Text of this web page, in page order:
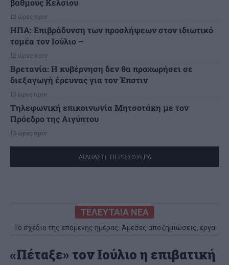
βαθμούς Κελσίου
12 ώρες πριν
ΗΠΑ: Επιβράδυνση των προσλήψεων στον ιδιωτικό
τομέα τον Ιούλιο –
12 ώρες πριν
Βρετανία: Η κυβέρνηση δεν θα προχωρήσει σε
διεξαγωγή έρευνας για τον Έπστιν
13 ώρες πριν
Τηλεφωνική επικοινωνία Μητσοτάκη με τον
Πρόεδρο της Αιγύπτου
13 ώρες πριν
ΔΙΑΒΑΣΤΕ ΠΕΡΙΣΣΟΤΕΡΑ